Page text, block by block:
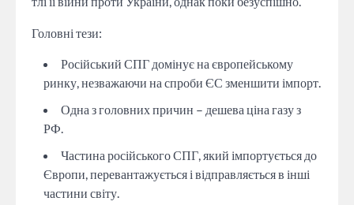
Головні тези:
Російський СПГ домінує на європейському
ринку, незважаючи на спроби ЄС зменшити імпорт.
Одна з головних причин – дешева ціна газу з
РФ.
Частина російського СПГ, який імпортується до
Європи, перевантажується і відправляється в інші
частини світу.